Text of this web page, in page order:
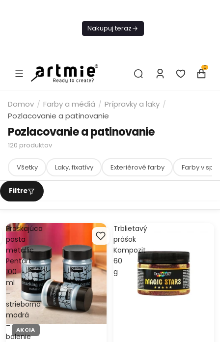
Nakupuj teraz
0
Domov / Farby a médiá / Prípravky a laky /
Pozlacovanie a patinovanie
Pozlacovanie a patinovanie
120 produktov
Všetky Laky, fixatívy Exteriérové farby Farby v
Praskajúca
pasta
metallic
Pentart
100
ml
–
strieborná
modrá
–
balenie
AKCIA
Trblietavý
prášok
Kompozit
60
g